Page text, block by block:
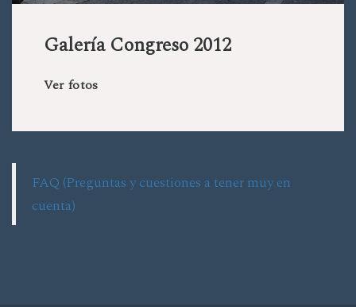
Galería Congreso 2012
Ver fotos
FAQ (Preguntas y cuestiones a tener muy en
cuenta)